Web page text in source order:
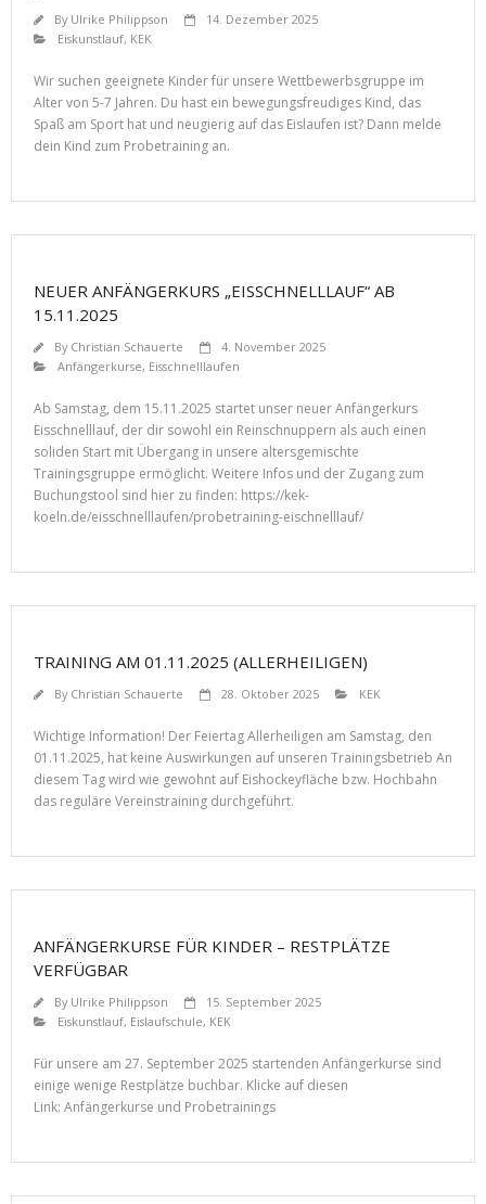
By Ulrike Philippson
14. Dezember 2025
Eiskunstlauf, KEK
Wir suchen geeignete Kinder für unsere Wettbewerbsgruppe im
Alter von 5-7 Jahren. Du hast ein bewegungsfreudiges Kind, das
Spaß am Sport hat und neugierig auf das Eislaufen ist? Dann melde
dein Kind zum Probetraining an.
NEUER ANFÄNGERKURS „EISSCHNELLLAUF“ AB
15.11.2025
By Christian Schauerte
4. November 2025
Anfängerkurse, Eisschnelllaufen
Ab Samstag, dem 15.11.2025 startet unser neuer Anfängerkurs
Eisschnelllauf, der dir sowohl ein Reinschnuppern als auch einen
soliden Start mit Übergang in unsere altersgemischte
Trainingsgruppe ermöglicht. Weitere Infos und der Zugang zum
Buchungstool sind hier zu finden: https://kek-
koeln.de/eisschnelllaufen/probetraining-eischnelllauf/
TRAINING AM 01.11.2025 (ALLERHEILIGEN)
By Christian Schauerte 28. Oktober 2025 KEK
Wichtige Information! Der Feiertag Allerheiligen am Samstag, den
01.11.2025, hat keine Auswirkungen auf unseren Trainingsbetrieb An
diesem Tag wird wie gewohnt auf Eishockeyfläche bzw. Hochbahn
das reguläre Vereinstraining durchgeführt.
ANFÄNGERKURSE FÜR KINDER – RESTPLÄTZE
VERFÜGBAR
By Ulrike Philippson
15. September 2025
Eiskunstlauf, Eislaufschule, KEK
Für unsere am 27. September 2025 startenden Anfängerkurse sind
einige wenige Restplätze buchbar. Klicke auf diesen
Link: Anfängerkurse und Probetrainings